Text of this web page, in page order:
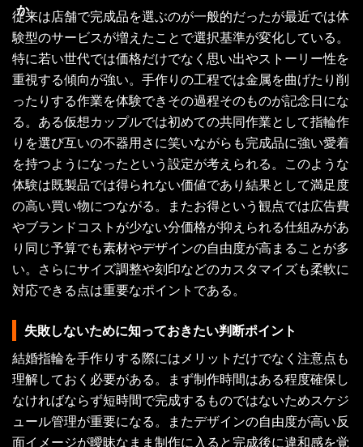
か
従来は店舗で完成品を選ぶのが一般的だったが最近では体
験型のサービスが増えたことで選択基準が変化している。
特に若い世代では価格だけでなく思い出やストーリー性を
重視する傾向が強い。手作りの工程では金属を曲げたり削
ったりする作業を体験できその過程そのものが記念日にな
る。ある仮想カップルでは初めての共同作業として指輪作
りを選び互いの不器用さに笑いながらも完成品に強い愛着
を持つようになったという設定が考えられる。このような
体験は既製品では得られない価値であり結果として満足度
の高い買い物につながる。またお得という観点では広告費
やブランドコストが少ない分価格が抑えられる仕組みがあ
り同じ予算でも素材やデザインの自由度が高まることが多
い。さらにサイズ調整や刻印などのカスタマイズも柔軟に
対応できる点は重要なポイントである。
失敗しないために知っておきたい判断ポイント
結婚指輪を手作りする際にはメリットだけでなく注意点も
理解しておく必要がある。まず制作時間はある程度確保し
なければならず短時間で完成するものではないためスケジ
ュール管理が重要になる。またデザインの自由度が高い反
面イメージが曖昧なまま制作に入ると完成後に違和感を覚